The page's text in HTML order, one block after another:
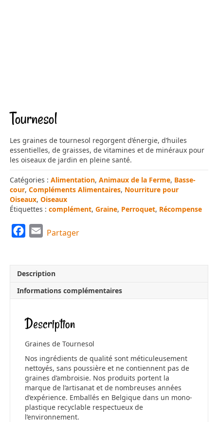
Tournesol
Les graines de tournesol regorgent d’énergie, d’huiles
essentielles, de graisses, de vitamines et de minéraux pour
les oiseaux de jardin en pleine santé.
Catégories : Alimentation, Animaux de la Ferme, Basse-
cour, Compléments Alimentaires, Nourriture pour
Oiseaux, Oiseaux
Étiquettes : complément, Graine, Perroquet, Récompense
e
b
o
k
i
Partager
Description
Informations complémentaires
Description
Graines de Tournesol
Nos ingrédients de qualité sont méticuleusement
nettoyés, sans poussière et ne contiennent pas de
graines d’ambroisie. Nos produits portent la
marque de l’artisanat et de nombreuses années
d’expérience. Emballés en Belgique dans un mono-
plastique recyclable respectueux de
l’environnement.